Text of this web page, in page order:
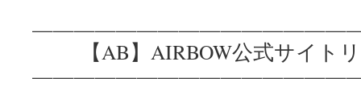
【AB】AIRBOW公式サイトリ